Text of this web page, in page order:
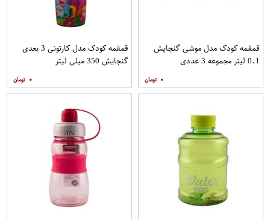
قمقمه کودک مدل موشی گنجایش
0.1 لیتر مجموعه 3 عددی
۰
قمقمه کودک مدل کارتونی 3 بعدی
گنجایش 350 میلی لیتر
۰